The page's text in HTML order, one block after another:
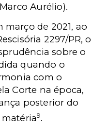
Aurélio).
de 2021, ao
2297/PR, o
sobre o
quando o
com o
Corte na época,
posterior do
9.